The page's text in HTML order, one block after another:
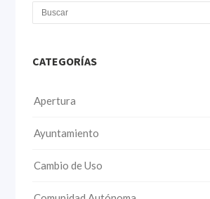
CATEGORÍAS
Apertura
Ayuntamiento
Cambio de Uso